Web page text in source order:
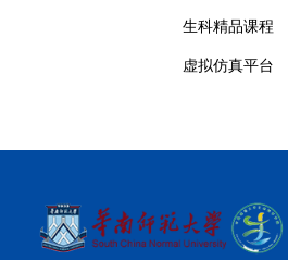
生科精品课程
虚拟仿真平台